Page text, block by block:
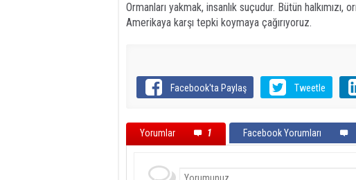
Ormanları yakmak, insanlık suçudur. Bütün halkımızı,
Amerikaya karşı tepki koymaya çağırıyoruz.
Facebook'ta Paylaş Tweetle
Yorumlar 1 Facebook Yorumları